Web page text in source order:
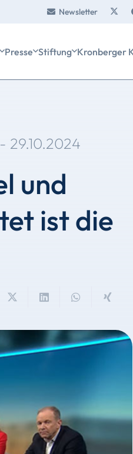
Newsletter
Presse Stiftung Kronberger
- 29.10.2024
und
ist die